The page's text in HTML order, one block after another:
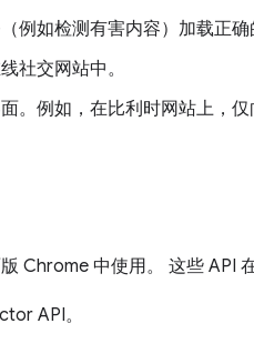
例如检测有害内容）加载正确
社交网站中。
。例如，在比利时网站上，
Chrome 中使用。 这些 API
API。